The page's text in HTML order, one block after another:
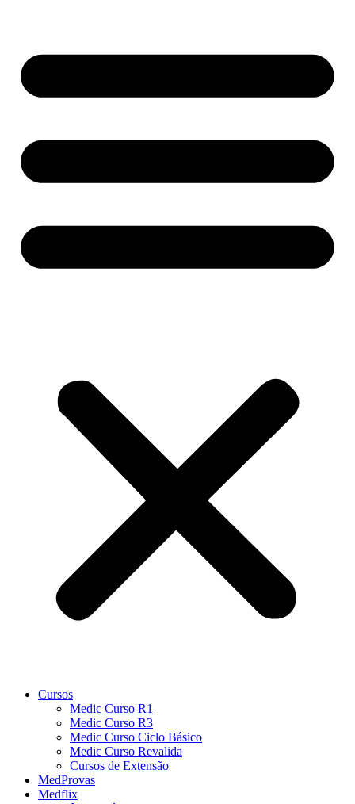
Cursos
Medic Curso R1
Medic Curso R3
Medic Curso Ciclo Básico
Medic Curso Revalida
Cursos de Extensão
MedProvas
Medflix